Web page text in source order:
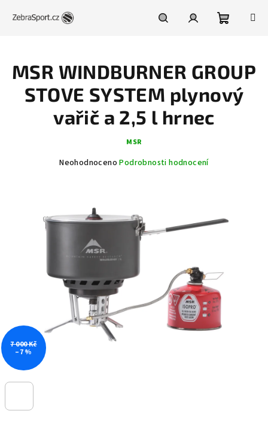
košík
MSR WINDBURNER GROUP
STOVE SYSTEM plynový
vařič a 2,5 l hrnec
MSR
Průměrné
z
hvězdiček.
Neohodnoceno Podrobnosti hodnocení
7 000 Kč
–7 %